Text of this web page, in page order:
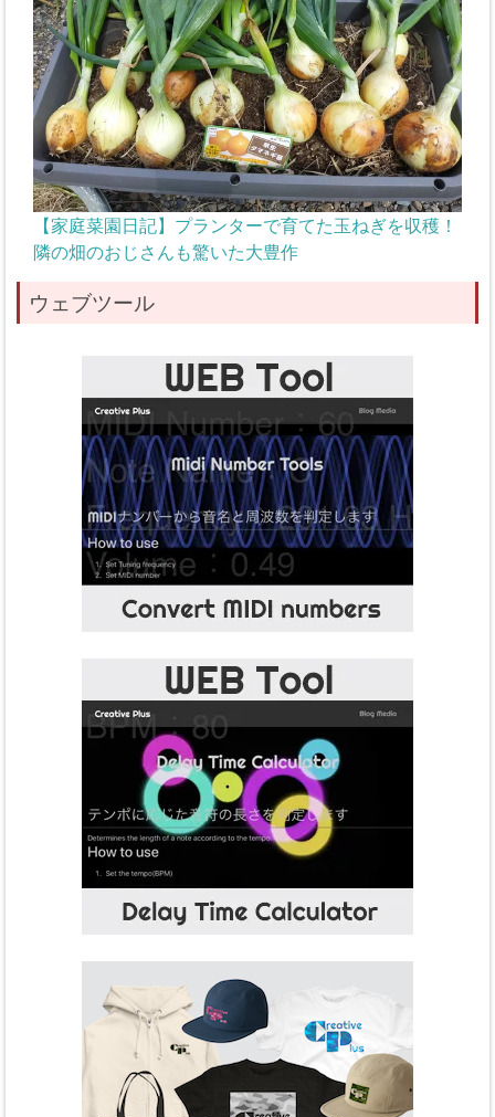
【家庭菜園日記】プランターで育てた玉ねぎを収穫！
隣の畑のおじさんも驚いた大豊作
ウェブツール